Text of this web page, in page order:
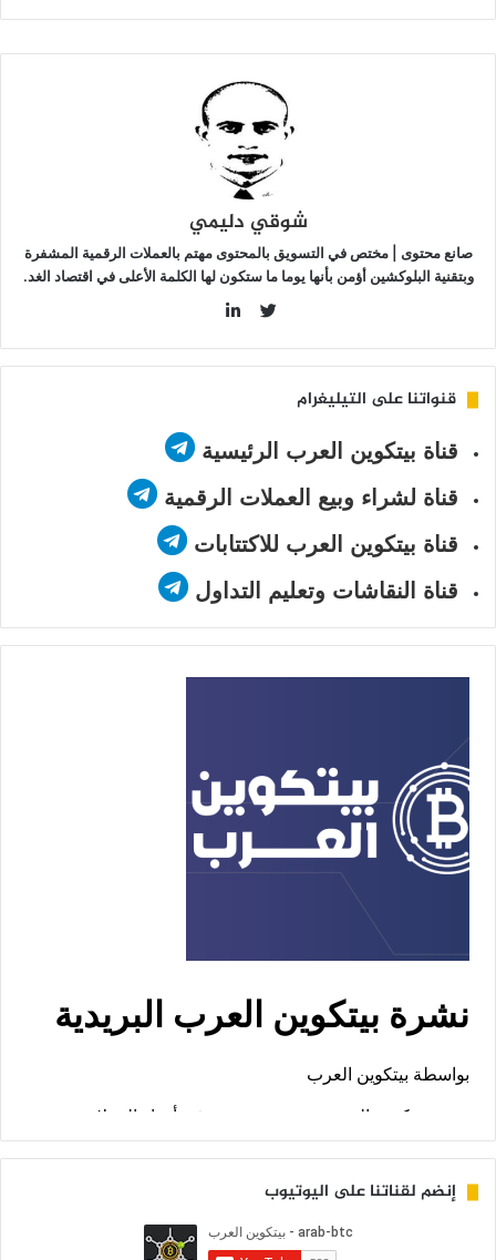
شوقي دليمي
صانع محتوى | مختص في التسويق بالمحتوى مهتم بالعملات الرقمية المشفرة
وبتقنية البلوكشين أؤمن بأنها يوما ما ستكون لها الكلمة الأعلى في اقتصاد الغد.
قنواتنا على التيليغرام
قناة بيتكوين العرب الرئيسية
قناة لشراء وبيع العملات الرقمية
قناة بيتكوين العرب للاكتتابات
قناة النقاشات وتعليم التداول
إنضم لقناتنا على اليوتيوب